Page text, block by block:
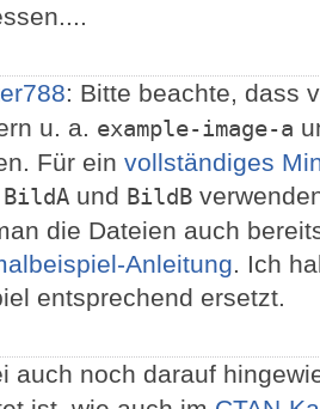
: Bitte beachte, dass
u. a. example-image-a
Für ein vollständiges
BildA und BildB
die Dateien auch
Anleitung. Ich
entsprechend ersetzt.
auch noch darauf